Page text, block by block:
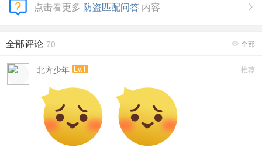

点击看更多 防盗匹配问答 内容
 全部
全部评论 70
推荐
-北方少年 Lv.1